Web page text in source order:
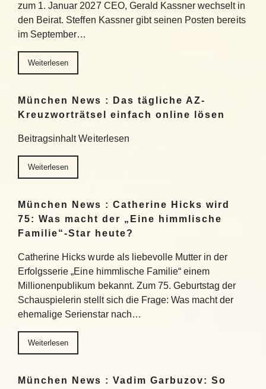
zum 1. Januar 2027 CEO, Gerald Kassner wechselt in
den Beirat. Steffen Kassner gibt seinen Posten bereits
im September…
Weiterlesen
München News : Das tägliche AZ-
Kreuzworträtsel einfach online lösen
Beitragsinhalt Weiterlesen
Weiterlesen
München News : Catherine Hicks wird
75: Was macht der „Eine himmlische
Familie“-Star heute?
Catherine Hicks wurde als liebevolle Mutter in der
Erfolgsserie „Eine himmlische Familie“ einem
Millionenpublikum bekannt. Zum 75. Geburtstag der
Schauspielerin stellt sich die Frage: Was macht der
ehemalige Serienstar nach…
Weiterlesen
München News : Vadim Garbuzov: So